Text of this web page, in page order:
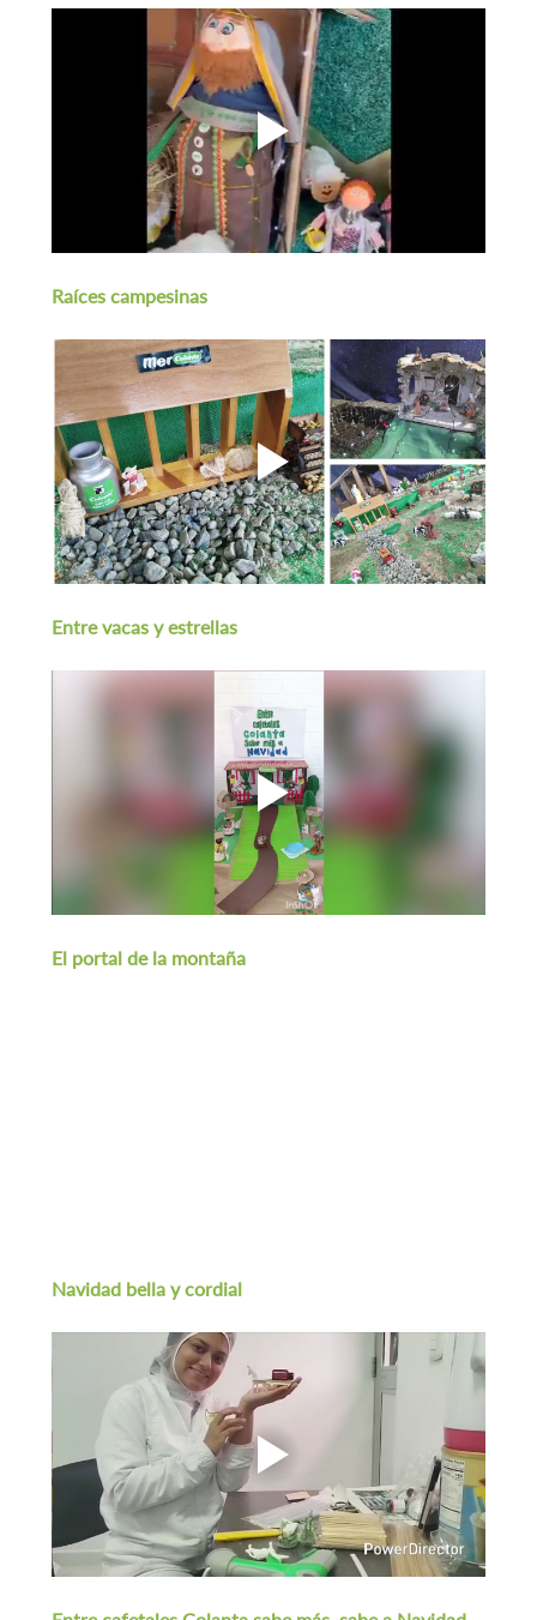
Raíces campesinas
Entre vacas y estrellas
El portal de la montaña
Navidad bella y cordial